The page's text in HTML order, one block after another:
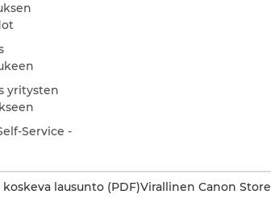
yritysten
Service -
lausunto (PDF)Virallinen Canon Store